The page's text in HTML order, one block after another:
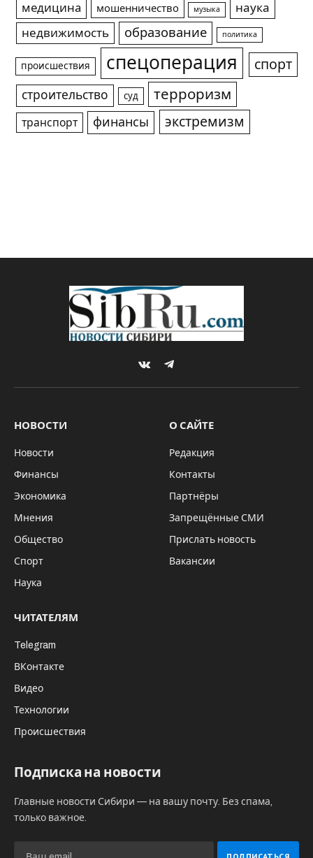
медицина
мошенничество музыка
наука
недвижимость
образование политика
происшествия спецоперация спорт
строительство суд терроризм
транспорт финансы экстремизм
VKontakteTelegram
НОВОСТИ
Новости
Финансы
Экономика
Мнения
Общество
Спорт
Наука
О САЙТЕ
Редакция
Контакты
Партнёры
Запрещённые СМИ
Прислать новость
Вакансии
ЧИТАТЕЛЯМ
Telegram
ВКонтакте
Видео
Технологии
Происшествия
Подписка на новости
Главные новости Сибири — на вашу почту. Без спама,
только важное.